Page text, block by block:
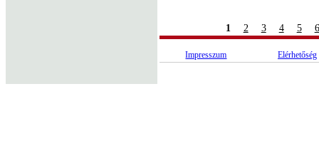
1 2 3 4 5 6
Impresszum Elérhetőség